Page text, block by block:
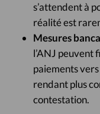
s’attendent à
réalité est
Mesures
l’ANJ
paiements
rendant plus
contestation.